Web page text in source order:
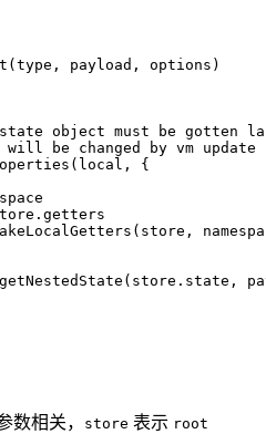
(type, payload, options)
object must be gotten
be changed by vm update
(local, {
getters
(store,
getNestedState (store. state ,
数相关， store 表示 root